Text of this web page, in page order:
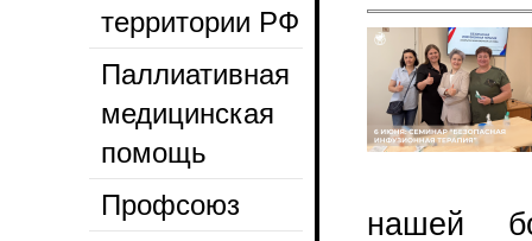
территории РФ
Паллиативная
медицинская
помощь
Профсоюз
нашей